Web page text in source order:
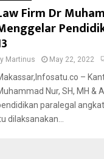
Firm Dr
Martinus May 22, 2022
–
Nur, SH, MH &
paralegal
dilaksanakan...